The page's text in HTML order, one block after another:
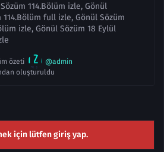
114.Bölüm izle, Gönül
114.Bölüm full izle, Gönül Sözüm
izle, Gönül Sözüm 18 Eylül
özeti
@admin
oluşturuldu
için lütfen giriş yap.